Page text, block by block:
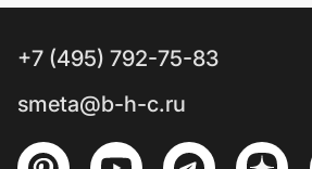
+7 (495) 792-75-83
smeta@b-h-c.ru